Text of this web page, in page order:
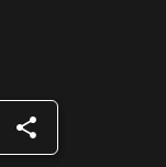
share